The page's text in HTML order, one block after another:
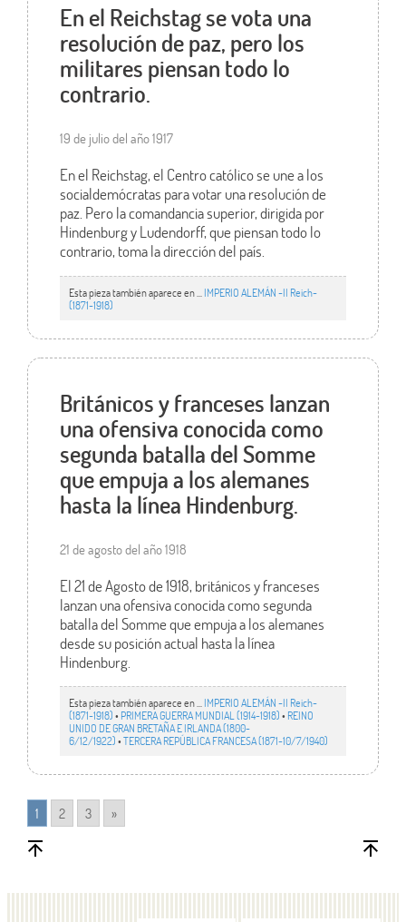
En el Reichstag se vota una
resolución de paz, pero los
militares piensan todo lo
contrario.
19 de julio del año 1917
En el Reichstag, el Centro católico se une a los
socialdemócratas para votar una resolución de
paz. Pero la comandancia superior, dirigida por
Hindenburg y Ludendorff, que piensan todo lo
contrario, toma la dirección del país.
Esta pieza también aparece en ... IMPERIO ALEMÁN -II Reich-
(1871-1918)
Británicos y franceses lanzan
una ofensiva conocida como
segunda batalla del Somme
que empuja a los alemanes
hasta la línea Hindenburg.
21 de agosto del año 1918
El 21 de Agosto de 1918, británicos y franceses
lanzan una ofensiva conocida como segunda
batalla del Somme que empuja a los alemanes
desde su posición actual hasta la línea
Hindenburg.
Esta pieza también aparece en ... IMPERIO ALEMÁN -II Reich-
(1871-1918)• PRIMERA GUERRA MUNDIAL (1914-1918)• REINO
UNIDO DE GRAN BRETAÑA E IRLANDA (1800-
6/12/1922)•TERCERA REPÚBLICA FRANCESA (1871-10/7/1940)
1 2 3 »